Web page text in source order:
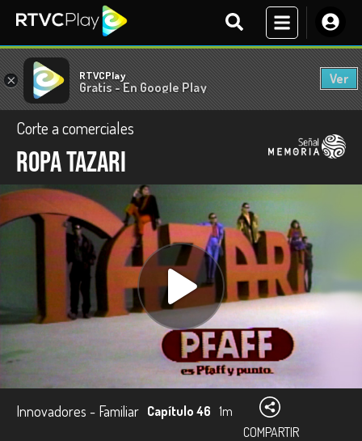
× RTVCPlay
Gratis - En Google Play
Ver
Corte a comerciales
Ropa TAZARI
Innovadores - Familiar Capítulo 46 1m
COMPARTIR